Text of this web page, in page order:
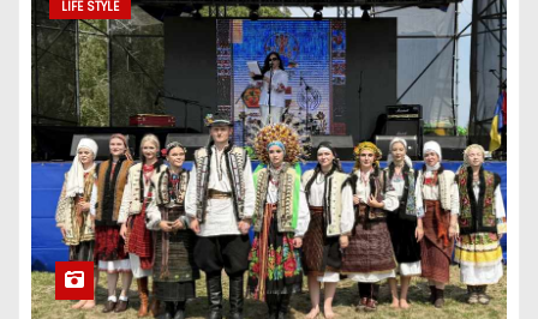
LIFE STYLE